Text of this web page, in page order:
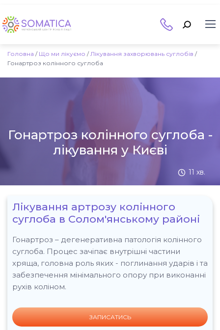
Головна / Що ми лікуємо /Лікування захворювань суглобів /
Гонартроз колінного суглоба
Гонартроз колінного суглоба -
лікування у Києві
11 хв.
Лікування артрозу колінного
суглоба в Солом'янському районі
Гонартроз – дегенеративна патологія колінного
суглоба. Процес зачіпає внутрішні частини
хряща, головна роль яких - поглинання ударів і та
забезпечення мінімального опору при виконанні
рухів коліном.
ЗАПИСАТИСЬ